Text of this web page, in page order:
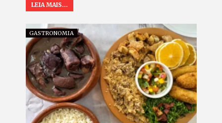
LEIA MAIS...
GASTRONOMIA